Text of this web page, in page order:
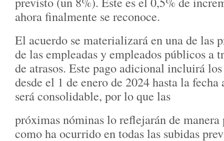
ahora finalmente se reconoce.
El acuerdo se materializará en una de las
de las empleadas y empleados públicos a
de atrasos. Este pago adicional incluirá
desde el 1 de enero de 2024 hasta la
será consolidable, por lo que las
próximas nóminas lo reflejarán de
como ha ocurrido en todas las subidas